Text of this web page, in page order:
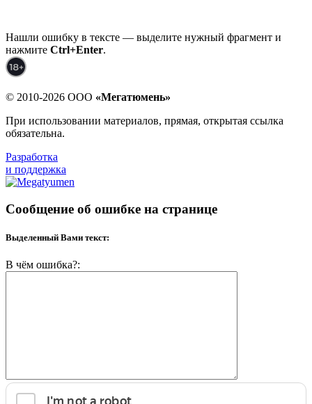
Нашли ошибку в тексте — выделите нужный фрагмент и
нажмите Ctrl+Enter.
© 2010-2026 ООО «Мегатюмень»
При использовании материалов, прямая, открытая ссылка
обязательна.
Разработка
и поддержка
Сообщение об ошибке на странице
Выделенный Вами текст:
В чём ошибка?: